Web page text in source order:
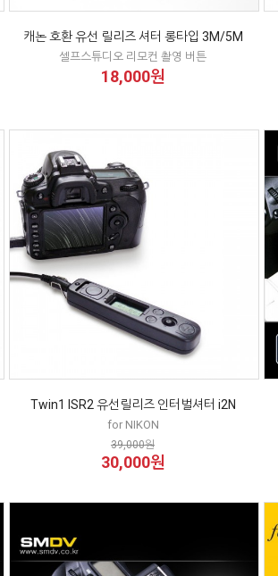
캐논 호환 유선 릴리즈 셔터 롱타입 3M/5M
셀프스튜디오 리모컨 촬영 버튼
18,000원
Twin1 ISR2 유선릴리즈 인터벌셔터 i2N
for NIKON
39,000원
30,000원